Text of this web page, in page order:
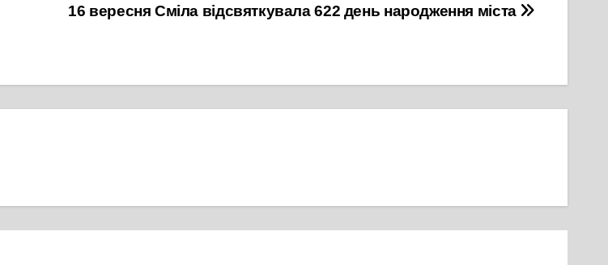
16 вересня Сміла відсвяткувала 622 день народження міста